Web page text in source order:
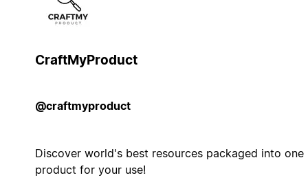
CraftMyProduct
@craftmyproduct
Discover world's best resources packaged into one
product for your use!